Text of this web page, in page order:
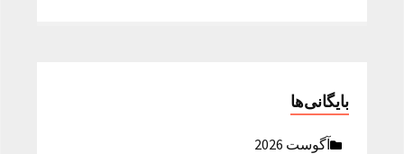
بایگانی‌ها
آگوست 2026